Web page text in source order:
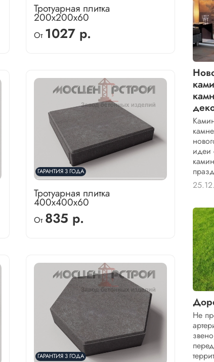
Тротуарная плитка
200х200х60
От 1027 р.
ГАРАНТИЯ 3 ГОДА
Тротуарная плитка
400х400х60
От 835 р.
ГАРАНТИЯ 3 ГОДА
идеи
Не